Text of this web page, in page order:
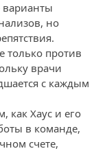
но
только против
врачи
с каждым
как Хаус и его
в команде,
счете,